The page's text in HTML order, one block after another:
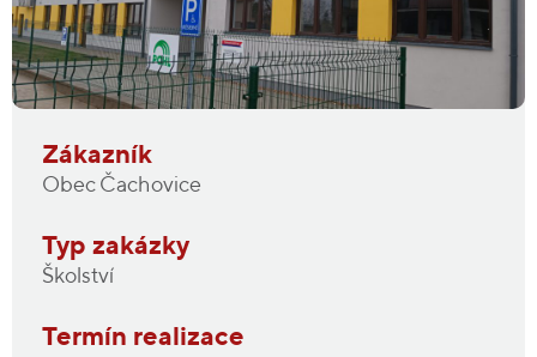
Zákazník
Obec Čachovice
Typ zakázky
Školství
Termín realizace